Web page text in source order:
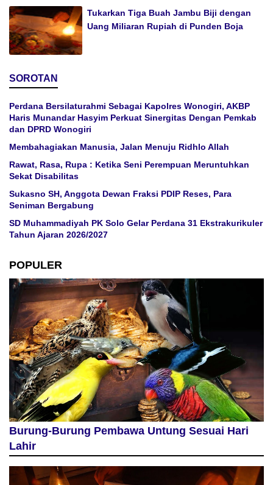
Tukarkan Tiga Buah Jambu Biji dengan
Uang Miliaran Rupiah di Punden Boja
SOROTAN
Perdana Bersilaturahmi Sebagai Kapolres Wonogiri, AKBP
Haris Munandar Hasyim Perkuat Sinergitas Dengan Pemkab
dan DPRD Wonogiri
Membahagiakan Manusia, Jalan Menuju Ridhlo Allah
Rawat, Rasa, Rupa : Ketika Seni Perempuan Meruntuhkan
Sekat Disabilitas
Sukasno SH, Anggota Dewan Fraksi PDIP Reses, Para
Seniman Bergabung
SD Muhammadiyah PK Solo Gelar Perdana 31 Ekstrakurikuler
Tahun Ajaran 2026/2027
POPULER
Burung-Burung Pembawa Untung Sesuai Hari
Lahir